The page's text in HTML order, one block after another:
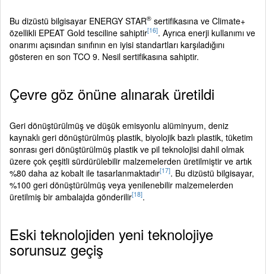
Bu dizüstü bilgisayar ENERGY STAR® sertifikasına ve Climate+
özellikli EPEAT Gold tesciline sahiptir[16]. Ayrıca enerji kullanımı ve
onarımı açısından sınıfının en iyisi standartları karşıladığını
gösteren en son TCO 9. Nesil sertifikasına sahiptir.
Çevre göz önüne alınarak üretildi
Geri dönüştürülmüş ve düşük emisyonlu alüminyum, deniz
kaynaklı geri dönüştürülmüş plastik, biyolojik bazlı plastik, tüketim
sonrası geri dönüştürülmüş plastik ve pil teknolojisi dahil olmak
üzere çok çeşitli sürdürülebilir malzemelerden üretilmiştir ve artık
%80 daha az kobalt ile tasarlanmaktadır[17]. Bu dizüstü bilgisayar,
%100 geri dönüştürülmüş veya yenilenebilir malzemelerden
üretilmiş bir ambalajda gönderilir[18].
Eski teknolojiden yeni teknolojiye
sorunsuz geçiş